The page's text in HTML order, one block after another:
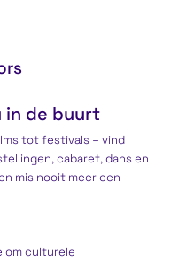
in de buurt
tot festivals – vind
cabaret, dans en
mis nooit meer een
om culturele